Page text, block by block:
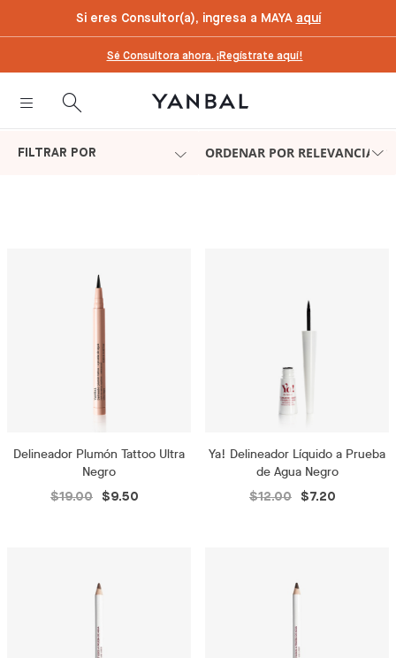
Si eres Consultor(a), ingresa a MAYA aquí
Sé Consultora ahora. ¡Regístrate aquí!
FILTRAR POR ORDENAR POR RELEVANCIA
Delineador Plumón Tattoo Ultra
Negro
$19.00 $9.50
Ya! Delineador Líquido a Prueba
de Agua Negro
$12.00 $7.20